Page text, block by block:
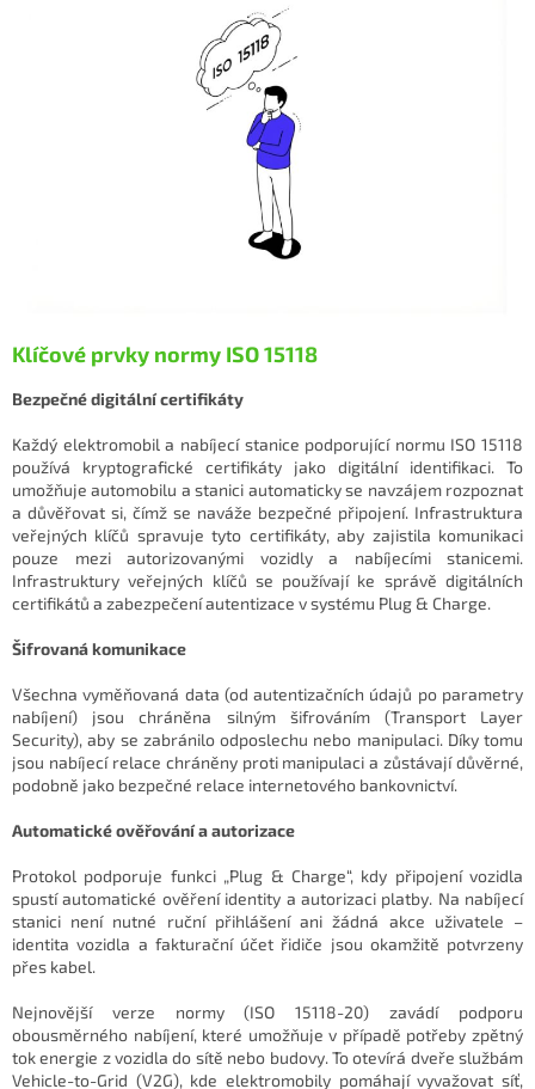
Klíčové prvky normy ISO 15118
Bezpečné digitální certifikáty
Každý elektromobil a nabíjecí stanice podporující normu ISO 15118
používá kryptografické certifikáty jako digitální identifikaci. To
umožňuje automobilu a stanici automaticky se navzájem rozpoznat
a důvěřovat si, čímž se naváže bezpečné připojení. Infrastruktura
veřejných klíčů spravuje tyto certifikáty, aby zajistila komunikaci
pouze mezi autorizovanými vozidly a nabíjecími stanicemi.
Infrastruktury veřejných klíčů se používají ke správě digitálních
certifikátů a zabezpečení autentizace v systému Plug & Charge.
Šifrovaná komunikace
Všechna vyměňovaná data (od autentizačních údajů po parametry
nabíjení) jsou chráněna silným šifrováním (Transport Layer
Security), aby se zabránilo odposlechu nebo manipulaci. Díky tomu
jsou nabíjecí relace chráněny proti manipulaci a zůstávají důvěrné,
podobně jako bezpečné relace internetového bankovnictví.
Automatické ověřování a autorizace
Protokol podporuje funkci „Plug & Charge“, kdy připojení vozidla
spustí automatické ověření identity a autorizaci platby. Na nabíjecí
stanici není nutné ruční přihlášení ani žádná akce uživatele –
identita vozidla a fakturační účet řidiče jsou okamžitě potvrzeny
přes kabel.
Nejnovější verze normy (ISO 15118-20) zavádí podporu
obousměrného nabíjení, které umožňuje v případě potřeby zpětný
tok energie z vozidla do sítě nebo budovy. To otevírá dveře službám
Vehicle-to-Grid (V2G), kde elektromobily pomáhají vyvažovat síť,